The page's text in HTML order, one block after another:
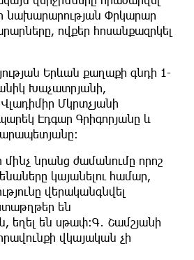
նախարարության Փրկարար
ովքեր հոսանքազրկել
Երևան քաղաքի գնդի 1-
Խաչատրյանի,
Մկրտչյանի
Էդգար Գրիգորյանը և
նրանց ժամանումը որոշ
կայանելու համար,
վերականգնվել
են
եղել են սթափ։Գ․ Շամշյանի
վկայական չի